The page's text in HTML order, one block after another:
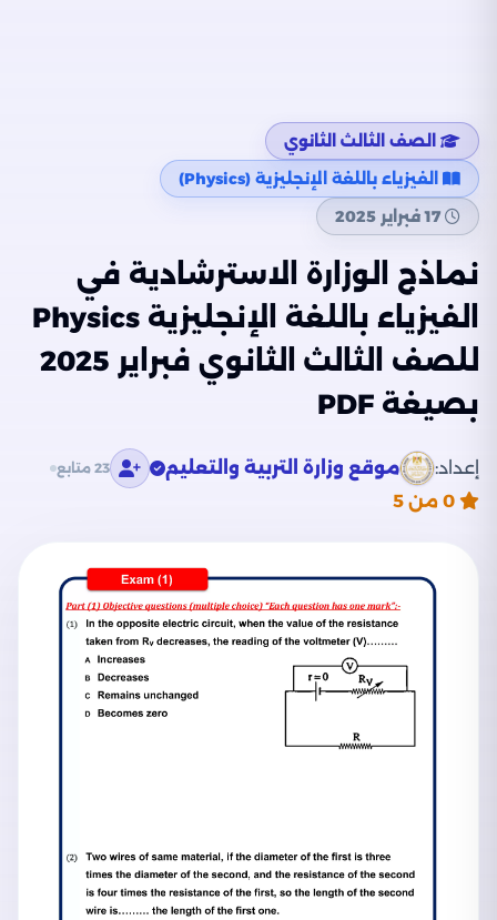
الصف الثالث الثانوي
الفيزياء باللغة الإنجليزية (Physics)
17 فبراير 2025
نماذج الوزارة الاسترشادية في
الفيزياء باللغة الإنجليزية Physics
للصف الثالث الثانوي فبراير 2025
بصيغة PDF
إعداد: موقع وزارة التربية والتعليم 23 متابع
0 من 5